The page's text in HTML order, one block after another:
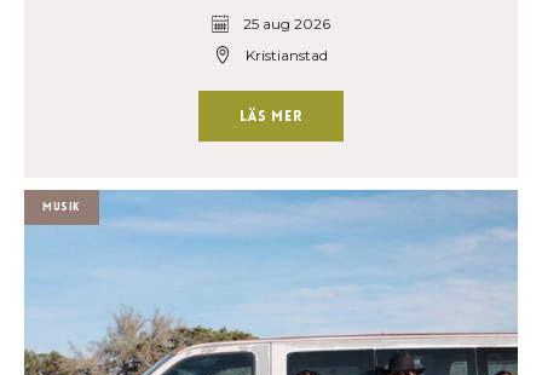
25 aug 2026
Kristianstad
Läs mer
Musik